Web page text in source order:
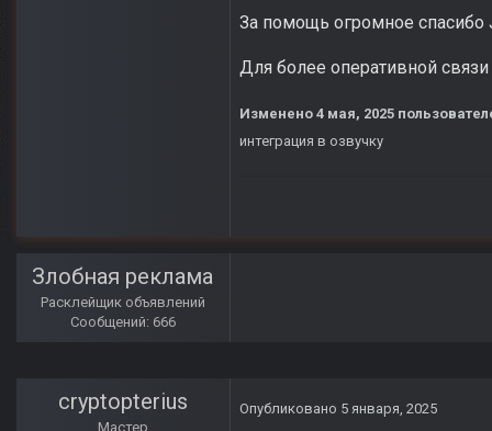
За помощь огромное
Для более оперативной
Изменено 4 мая, 2025
интеграция в озвучку
Злобная реклама
Расклейщик объявлений
Сообщений: 666
cryptopterius
Мастер
Опубликовано 5 января, 2025